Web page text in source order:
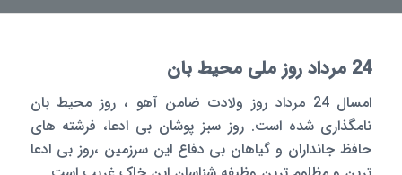
24 مرداد روز ملی محیط بان
امسال 24 مرداد روز ولادت ضامن آهو ، روز محیط بان
نامگذاری شده است. روز سبز پوشان بی ادعا، فرشته های
حافظ جانداران و گیاهان بی دفاع این سرزمین ،روز بی ادعا